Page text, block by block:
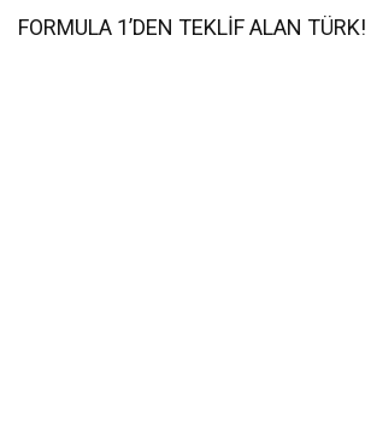
FORMULA 1’DEN TEKLİF ALAN TÜRK!